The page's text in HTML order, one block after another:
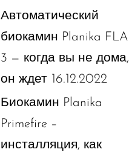
Автоматический
биокамин Planika FLA
3 — когда вы не дома,
он ждет 16.12.2022
Биокамин Planika
Primefire –
инсталляция, как